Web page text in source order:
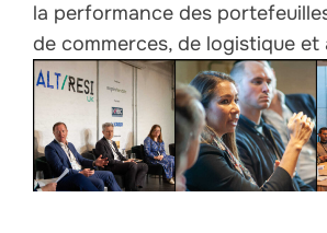
la performance des
de commerces, de logistique et